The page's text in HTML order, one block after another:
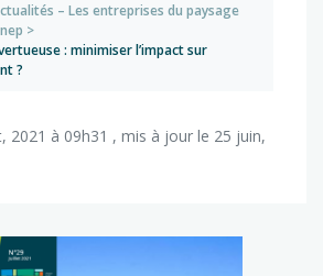
– Les entreprises du paysage
>
: minimiser l’impact sur
?
2021 à 09h31 , mis à jour le 25 juin,